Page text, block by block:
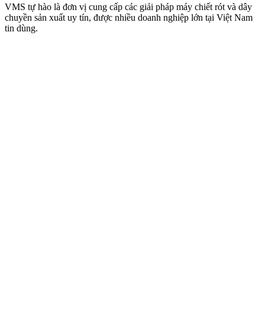
VMS tự hào là đơn vị cung cấp các giải pháp máy chiết rót và dây
chuyền sản xuất uy tín, được nhiều doanh nghiệp lớn tại Việt Nam
tin dùng.